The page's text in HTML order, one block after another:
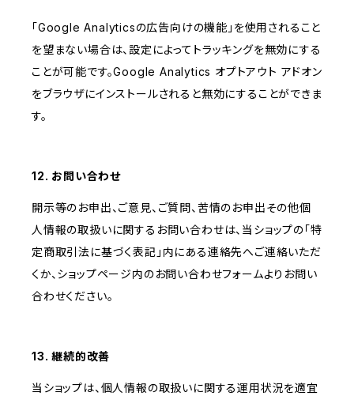
「Google Analyticsの広告向けの機能」を使用されること
を望まない場合は、設定によってトラッキングを無効にする
ことが可能です。Google Analytics オプトアウト アドオン
をブラウザにインストールされると無効にすることができま
す。
12. お問い合わせ
開示等のお申出、ご意見、ご質問、苦情のお申出その他個
人情報の取扱いに関するお問い合わせは、当ショップの「特
定商取引法に基づく表記」内にある連絡先へご連絡いただ
くか、ショップページ内のお問い合わせフォームよりお問い
合わせください。
13. 継続的改善
当ショップは、個人情報の取扱いに関する運用状況を適宜